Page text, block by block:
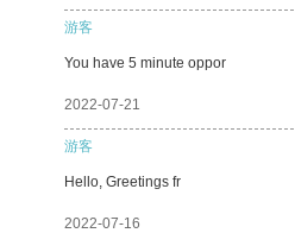
游客
You have 5 minute oppor
2022-07-21
游客
Hello, Greetings fr
2022-07-16